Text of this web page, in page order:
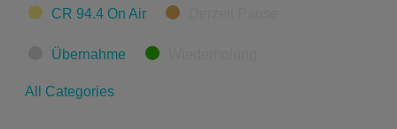
CR 94.4 On Air
Übernahme
All Categories